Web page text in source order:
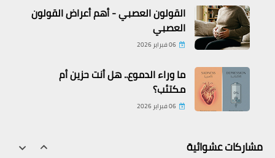
القولون العصبي - أهم أعراض القولون
العصبي
06 فبراير 2026
ما وراء الدموع.. هل أنت حزين أم
مكتئب؟
06 فبراير 2026
مشاركات عشوائية